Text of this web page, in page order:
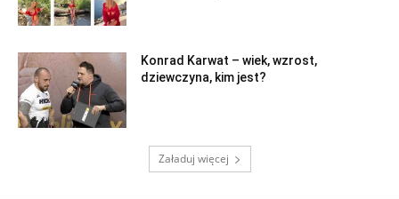
Konrad Karwat – wiek, wzrost,
dziewczyna, kim jest?
Załaduj więcej